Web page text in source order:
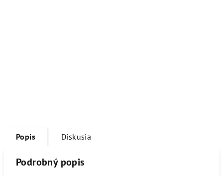
Popis Diskusia
Podrobný popis